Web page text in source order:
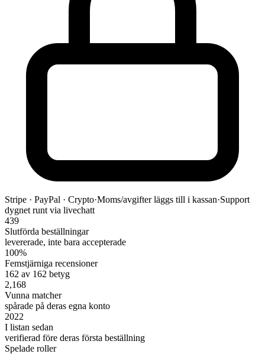
Stripe · PayPal · Crypto·Moms/avgifter läggs till i kassan·Support
dygnet runt via livechatt
439
Slutförda beställningar
levererade, inte bara accepterade
100%
Femstjärniga recensioner
162 av 162 betyg
2,168
Vunna matcher
spårade på deras egna konto
2022
I listan sedan
verifierad före deras första beställning
Spelade roller